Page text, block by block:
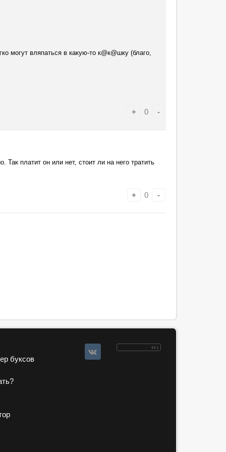
могут вляпаться в какую-то к@к@шку (благо,
+ 0 -
платит он или нет, стоит ли на него тратить
+ 0 -
буксов